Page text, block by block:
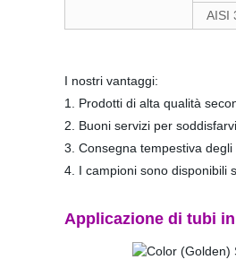
AISI
I nostri vantaggi:
1. Prodotti di alta qualità
2. Buoni servizi per soddisfarvi.
3. Consegna tempestiva degli
4. I campioni sono disponibili
Applicazione di tubi